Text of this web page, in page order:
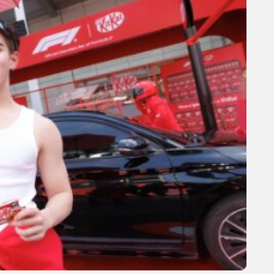
ACTIVITIES
&
EVENT
DEAL